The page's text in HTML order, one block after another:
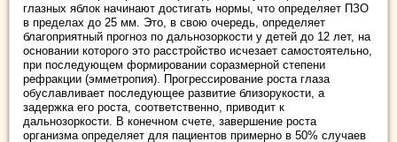
глазных яблок начинают достигать нормы, что определяет ПЗО
в пределах до 25 мм. Это, в свою очередь, определяет
благоприятный прогноз по дальнозоркости у детей до 12 лет, на
основании которого это расстройство исчезает самостоятельно,
при последующем формировании соразмерной степени
рефракции (эмметропия). Прогрессирование роста глаза
обуславливает последующее развитие близорукости, а
задержка его роста, соответственно, приводит к
дальнозоркости. В конечном счете, завершение роста
организма определяет для пациентов примерно в 50% случаев